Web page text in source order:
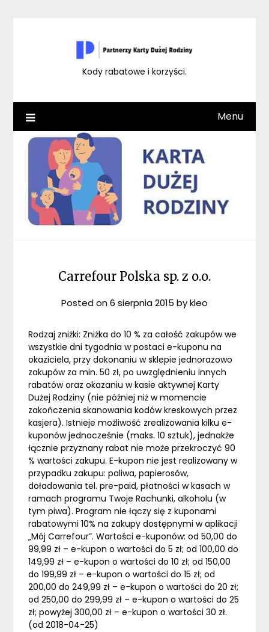
Kody rabatowe i korzyści.
Menu
Carrefour Polska sp. z o.o.
Posted on6 sierpnia 2015 bykleo
Rodzaj zniżki: Zniżka do 10 % za całość zakupów we
wszystkie dni tygodnia w postaci e-kuponu na
okaziciela, przy dokonaniu w sklepie jednorazowo
zakupów za min. 50 zł, po uwzględnieniu innych
rabatów oraz okazaniu w kasie aktywnej Karty
Dużej Rodziny (nie później niż w momencie
zakończenia skanowania kodów kreskowych przez
kasjera). Istnieje możliwość zrealizowania kilku e-
kuponów jednocześnie (maks. 10 sztuk), jednakże
łącznie przyznany rabat nie może przekroczyć 90
% wartości zakupu. E-kupon nie jest realizowany w
przypadku zakupu: paliwa, papierosów,
doładowania tel. pre-paid, płatności w kasach w
ramach programu Twoje Rachunki, alkoholu (w
tym piwa). Program nie łączy się z kuponami
rabatowymi 10% na zakupy dostępnymi w aplikacji
„Mój Carrefour”. Wartości e-kuponów: od 50,00 do
99,99 zł – e-kupon o wartości do 5 zł; od 100,00 do
149,99 zł – e-kupon o wartości do 10 zł; od 150,00
do 199,99 zł – e-kupon o wartości do 15 zł; od
200,00 do 249,99 zł – e-kupon o wartości do 20 zł;
od 250,00 do 299,99 zł – e-kupon o wartości do 25
zł; powyżej 300,00 zł – e-kupon o wartości 30 zł.
(od 2018-04-25)